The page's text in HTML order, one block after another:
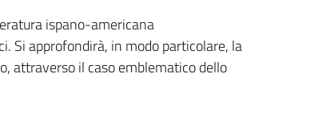
ispano-americana
Si approfondirà, in modo particolare, la
attraverso il caso emblematico dello